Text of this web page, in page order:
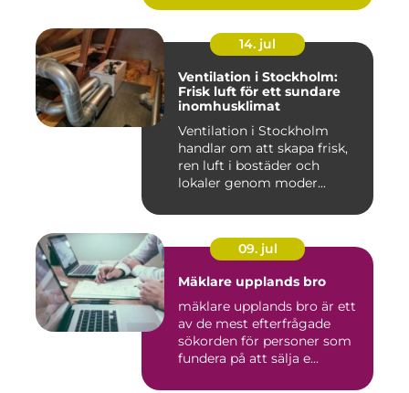
14. jul
Ventilation i Stockholm:
Frisk luft för ett sundare
inomhusklimat
Ventilation i Stockholm
handlar om att skapa frisk,
ren luft i bostäder och
lokaler genom moder...
09. jul
Mäklare upplands bro
mäklare upplands bro är ett
av de mest efterfrågade
sökorden för personer som
fundera på att sälja e...